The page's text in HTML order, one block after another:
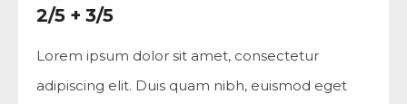
2/5 + 3/5
Lorem ipsum dolor sit amet, consectetur
adipiscing elit. Duis quam nibh, euismod eget